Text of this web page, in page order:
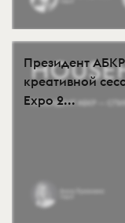
Президент
креативной
Expo 2...